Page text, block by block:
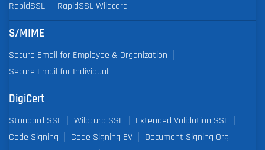
RapidSSL RapidSSL Wildcard
S/MIME
Secure Email for Employee & Organization
Secure Email for Individual
DigiCert
Standard SSL Wildcard SSL
Extended Validation SSL
Code Signing
Code Signing EV
Document Signing Org.